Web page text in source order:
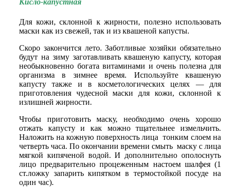
Кисло-капустная
Для кожи, склонной к жирности, полезно использовать
маски как из свежей, так и из квашеной капусты.
Скоро закончится лето. Заботливые хозяйки обязательно
будут на зиму заготавливать квашеную капусту, которая
необыкновенно богата витаминами и очень полезна для
организма в зимнее время. Используйте квашеную
капусту также и в косметологических целях — для
приготовления чудесной маски для кожи, склонной к
излишней жирности.
Чтобы приготовить маску, необходимо очень хорошо
отжать капусту и как можно тщательнее измельчить.
Наложить на кожную поверхность лица тонким слоем на
четверть часа. По окончании времени смыть маску с лица
мягкой кипяченой водой. И дополнительно ополоснуть
лицо предварительно процеженным настоем шалфея (1
ст.ложку запарить кипятком в термостойкой посуде на
один час).